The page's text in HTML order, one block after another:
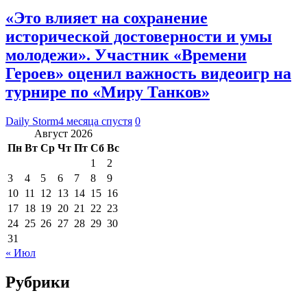
«Это влияет на сохранение
исторической достоверности и умы
молодежи». Участник «Времени
Героев» оценил важность видеоигр на
турнире по «Миру Танков»
Daily Storm4 месяца спустя 0
Август 2026
Пн Вт Ср Чт Пт Сб Вс
1
2
3
4 5 6 7 8
9
10 11 12 13 14 15 16
17 18 19 20 21 22 23
24 25 26 27 28 29 30
31
« Июл
Рубрики